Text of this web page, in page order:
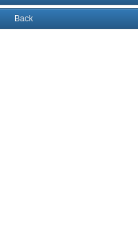
Back